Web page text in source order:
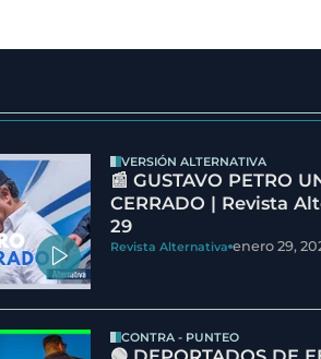
VERSIÓN ALTERNATIVA
📰 GUSTAVO PETRO
CERRADO | Revista
29
Revista Alternativa enero 29,
CONTRA - PUNTEO